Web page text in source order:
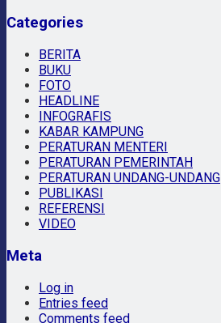
Categories
BERITA
BUKU
FOTO
HEADLINE
INFOGRAFIS
KABAR KAMPUNG
PERATURAN MENTERI
PERATURAN PEMERINTAH
PERATURAN UNDANG-UNDANG
PUBLIKASI
REFERENSI
VIDEO
Meta
Log in
Entries feed
Comments feed